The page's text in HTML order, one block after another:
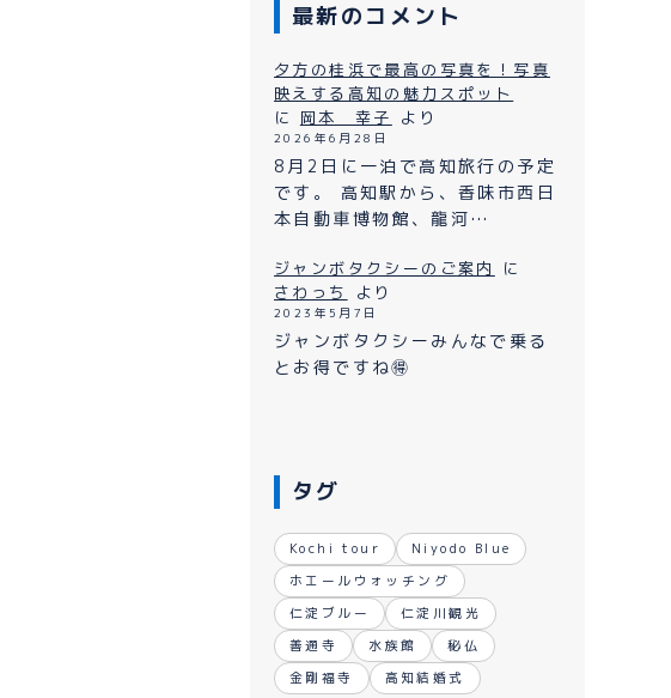
観光タクシーについて
プライバシーポリシー
お問い合わせ
最新のコメント
夕方の桂浜で最高の写真を！写真
映えする高知の魅力スポット
に 岡本 幸子 より
2026年6月28日
8月2日に一泊で高知旅行の予定
です。 高知駅から、香味市西日
本自動車博物館、龍河…
ジャンボタクシーのご案内
に
さわっち
より
2023年5月7日
ジャンボタクシーみんなで乗る
とお得ですね🉐
タグ
Kochi tour
Niyodo Blue
ホエールウォッチング
仁淀ブルー
仁淀川観光
善通寺
水族館
秘仏
金剛福寺
高知結婚式